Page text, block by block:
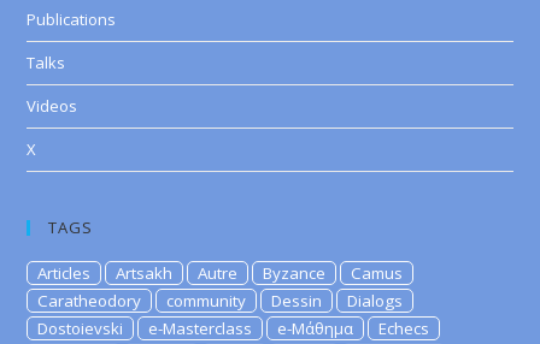
Publications
Talks
Videos
X
TAGS
Articles Artsakh Autre Byzance
Camus
Caratheodory
community Dessin
Dialogs
Dostoievski
e-Masterclass e-Μάθημα
Echecs